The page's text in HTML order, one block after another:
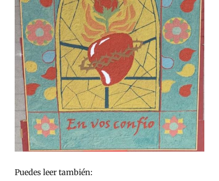
Puedes leer también: